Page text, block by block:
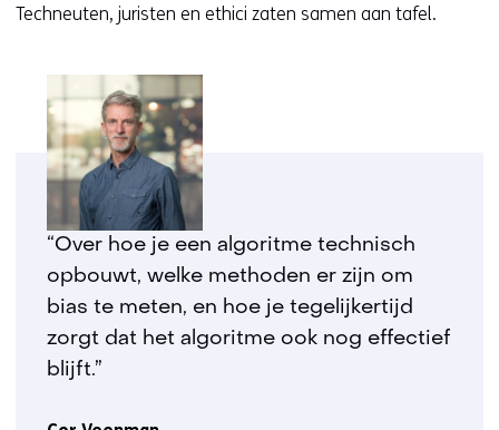
n
e
Techneuten, juristen en ethici zaten samen aan tafel.
“Over hoe je een algoritme technisch
opbouwt, welke methoden er zijn om
bias te meten, en hoe je tegelijkertijd
zorgt dat het algoritme ook nog effectief
blijft.”